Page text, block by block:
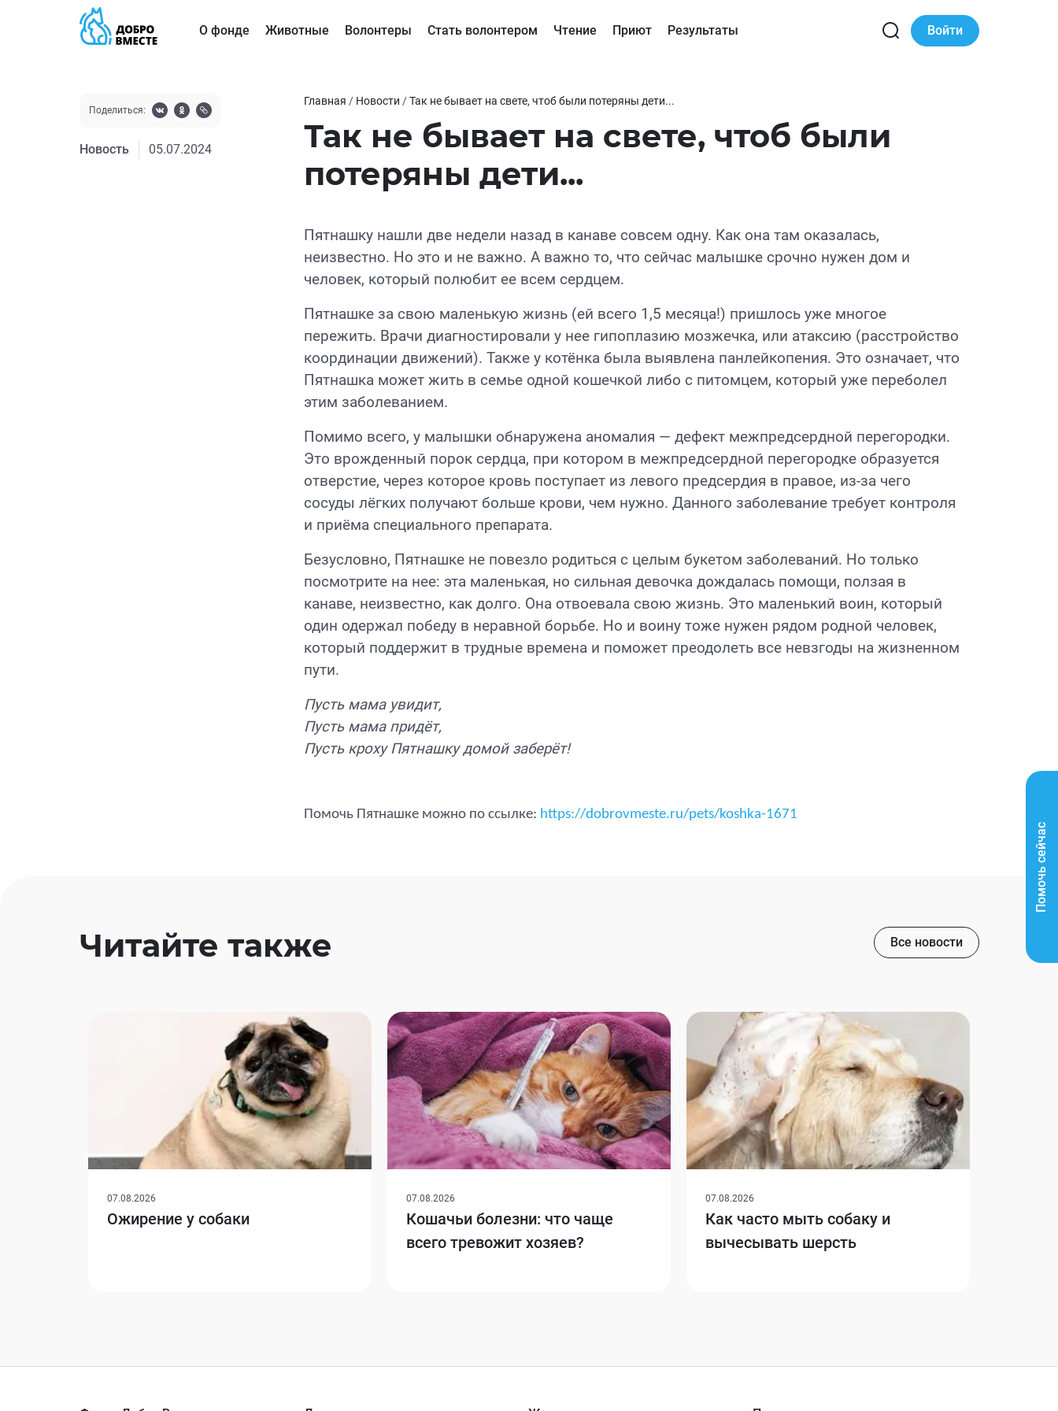
О фонде Животные Волонтеры Стать волонтером Чтение Приют Результаты Войти
Поделиться:
Новость 05.07.2024
Главная / Новости /Так не бывает на свете, чтоб были потеряны дети...
Так не бывает на свете, чтоб были
потеряны дети...
Пятнашку нашли две недели назад в канаве совсем одну. Как она там оказалась,
неизвестно. Но это и не важно. А важно то, что сейчас малышке срочно нужен дом и
человек, который полюбит ее всем сердцем.
Пятнашке за свою маленькую жизнь (ей всего 1,5 месяца!) пришлось уже многое
пережить. Врачи диагностировали у нее гипоплазию мозжечка, или атаксию (расстройство
координации движений). Также у котёнка была выявлена панлейкопения. Это означает, что
Пятнашка может жить в семье одной кошечкой либо с питомцем, который уже переболел
этим заболеванием.
Помимо всего, у малышки обнаружена аномалия — дефект межпредсердной перегородки.
Это врожденный порок сердца, при котором в межпредсердной перегородке образуется
отверстие, через которое кровь поступает из левого предсердия в правое, из-за чего
сосуды лёгких получают больше крови, чем нужно. Данного заболевание требует контроля
и приёма специального препарата.
Безусловно, Пятнашке не повезло родиться с целым букетом заболеваний. Но только
посмотрите на нее: эта маленькая, но сильная девочка дождалась помощи, ползая в
канаве, неизвестно, как долго. Она отвоевала свою жизнь. Это маленький воин, который
один одержал победу в неравной борьбе. Но и воину тоже нужен рядом родной человек,
который поддержит в трудные времена и поможет преодолеть все невзгоды на жизненном
пути.
Пусть мама увидит,
Пусть мама придёт,
Пусть кроху Пятнашку домой заберёт!
Помочь Пятнашке можно по ссылке: https://dobrovmeste.ru/pets/koshka-1671
Читайте также Все новости
07.08.2026
Ожирение у собаки
07.08.2026
Кошачьи болезни: что чаще
всего тревожит хозяев?
07.08.2026
Как часто мыть собаку и
вычесывать шерсть
Помочь сейчас